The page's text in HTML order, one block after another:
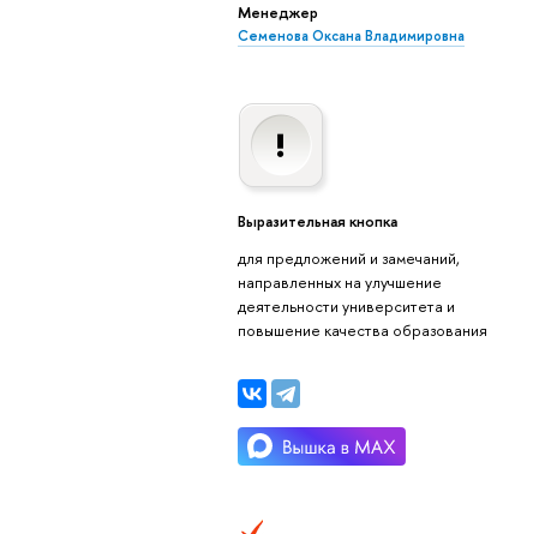
Менеджер
Семенова Оксана Владимировна
Выразительная кнопка
для предложений и замечаний,
направленных на улучшение
деятельности университета и
повышение качества образования